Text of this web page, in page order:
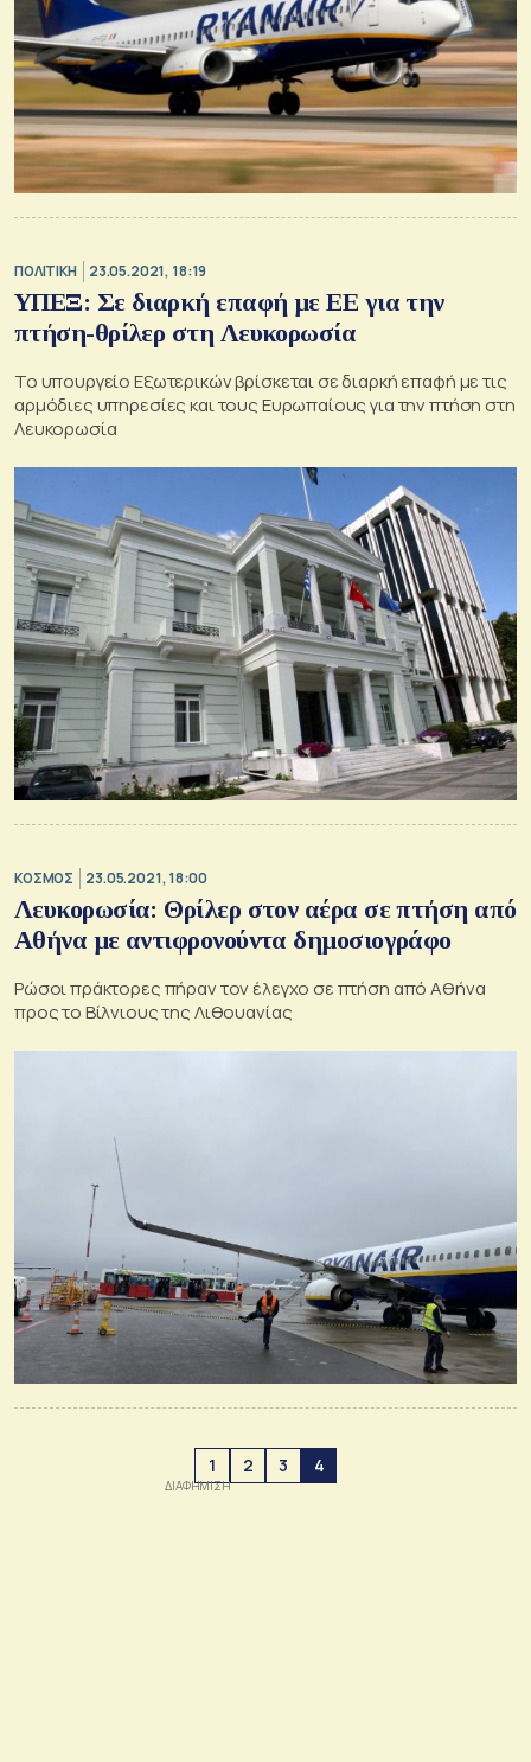
ΠΟΛΙΤΙΚΗ 23.05.2021, 18:19
ΥΠΕΞ: Σε διαρκή επαφή με ΕΕ για την
πτήση-θρίλερ στη Λευκορωσία
Το υπουργείο Εξωτερικών βρίσκεται σε διαρκή επαφή με τις
αρμόδιες υπηρεσίες και τους Ευρωπαίους για την πτήση στη
Λευκορωσία
ΚΟΣΜΟΣ 23.05.2021, 18:00
Λευκορωσία: Θρίλερ στον αέρα σε πτήση από
Αθήνα με αντιφρονούντα δημοσιογράφο
Ρώσοι πράκτορες πήραν τον έλεγχο σε πτήση από Αθήνα
προς το Βίλνιους της Λιθουανίας
1 2 3 4